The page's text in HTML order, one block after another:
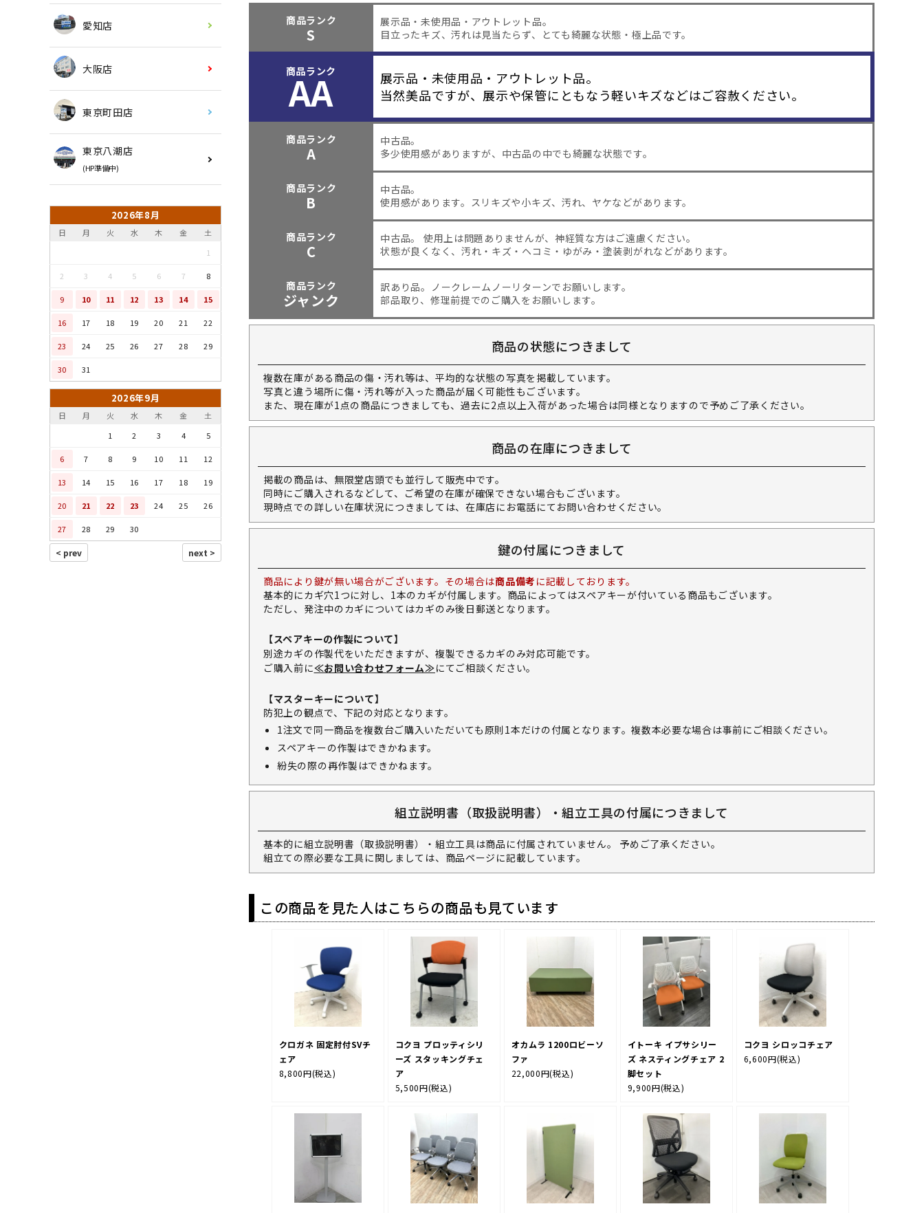
愛知店
大阪店
東京町田店
東京八潮店
(HP準備中)
2026年8月
日 月 火 水 木 金
土
1
2 3 4 5 6 7 8
9 10 11 12 13 14 15
16 17 18 19 20 21 22
23 24 25 26 27 28 29
30 31
2026年9月
日 月 火 水 木 金
土
1
2 3 4 5
6 7 8 9 10 11 12
13 14 15 16 17 18 19
20 21 22 23 24 25 26
27 28 29 30
商品ランク
S
展示品・未使用品・アウトレット品。
目立ったキズ、汚れは見当たらず、とても綺麗な状態・極上品です。
商品ランク
AA
展示品・未使用品・アウトレット品。
当然美品ですが、展示や保管にともなう軽いキズなどはご容赦ください。
商品ランク
A
中古品。
多少使用感がありますが、中古品の中でも綺麗な状態です。
商品ランク
B
中古品。
使用感があります。スリキズや小キズ、汚れ、ヤケなどがあります。
商品ランク
C
中古品。 使用上は問題ありませんが、神経質な方はご遠慮ください。
状態が良くなく、汚れ・キズ・ヘコミ・ゆがみ・塗装剥がれなどがあります。
商品ランク
ジャンク
訳あり品。 ノークレームノーリターンでお願いします。
部品取り、修理前提でのご購入をお願いします。
商品の状態につきまして
複数在庫がある商品の傷・汚れ等は、平均的な状態の写真を掲載しています。
写真と違う場所に傷・汚れ等が入った商品が届く可能性もございます。
また、現在庫が1点の商品につきましても、過去に2点以上入荷があった場合は同様となりますので予めご了承ください。
商品の在庫につきまして
掲載の商品は、無限堂店頭でも並行して販売中です。
同時にご購入されるなどして、ご希望の在庫が確保できない場合もございます。
現時点での詳しい在庫状況につきましては、在庫店にお電話にてお問い合わせください。
鍵の付属につきまして
商品により鍵が無い場合がございます。その場合は商品備考 に記載しております。
基本的にカギ穴1つに対し、1本のカギが付属します。商品によってはスペアキーが付いている商品もございます。
ただし、発注中のカギについてはカギのみ後日郵送となります。
【スペアキーの作製について】
別途カギの作製代をいただきますが、複製できるカギのみ対応可能です。
ご購入前に≪お問い合わせフォーム≫にてご相談ください。
【マスターキーについて】
防犯上の観点で、下記の対応となります。
1注文で同一商品を複数台ご購入いただいても原則1本だけの付属となります。複数本必要な場合は事前にご相談ください。
スペアキーの作製はできかねます。
紛失の際の再作製はできかねます。
組立説明書（取扱説明書）・組立工具の付属につきまして
基本的に組立説明書（取扱説明書）・組立工具は商品に付属されていません。 予めご了承ください。
組立ての際必要な工具に関しましては、商品ページに記載しています。
この商品を見た人はこちらの商品も見ています
クロガネ 固定肘付SVチ
ェア
8,800円(税込)
コクヨ プロッティシリ
ーズ スタッキングチェ
ア
5,500円(税込)
オカムラ 1200ロビーソ
ファ
22,000円(税込)
イトーキ イプサシリー
ズ ネスティングチェア 2
脚セット
9,900円(税込)
コクヨ シロッコチェア
6,600円(税込)